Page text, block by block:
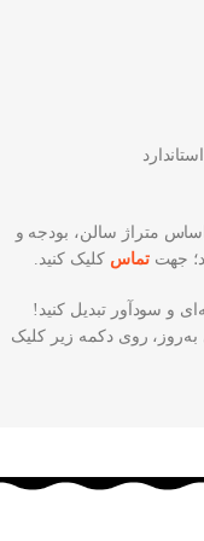
اساس متراژ سالن، بودجه و
جهتتماس کلیک کنید.
و سودآور تبدیل کنید!
روی دکمه زیر کلیک